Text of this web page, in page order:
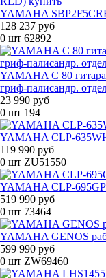
YAMAHA
128 237 руб
0 шт 62892
YAMAHA C 80 гитара
гриф-палисандр.
23 990 руб
0 шт 194
YAMAHA CLP-
119 990 руб
0 шт ZU51550
YAMAHA CLP-695GP
519 990 руб
0 шт 73464
YAMAHA GENOS
599 990 руб
0 шт ZW69460